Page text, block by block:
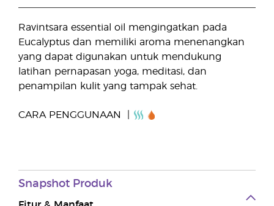
Ravintsara essential oil mengingatkan pada
Eucalyptus dan memiliki aroma menenangkan
yang dapat digunakan untuk mendukung
latihan pernapasan yoga, meditasi, dan
penampilan kulit yang tampak sehat.
CARA PENGGUNAAN
Snapshot Produk